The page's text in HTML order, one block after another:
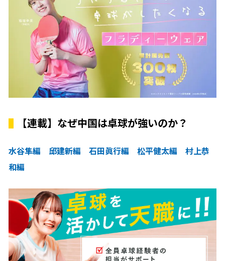
【連載】なぜ中国は卓球が強いのか？
水谷隼編 邱建新編 石田眞行編 松平健太編
村上恭
和編